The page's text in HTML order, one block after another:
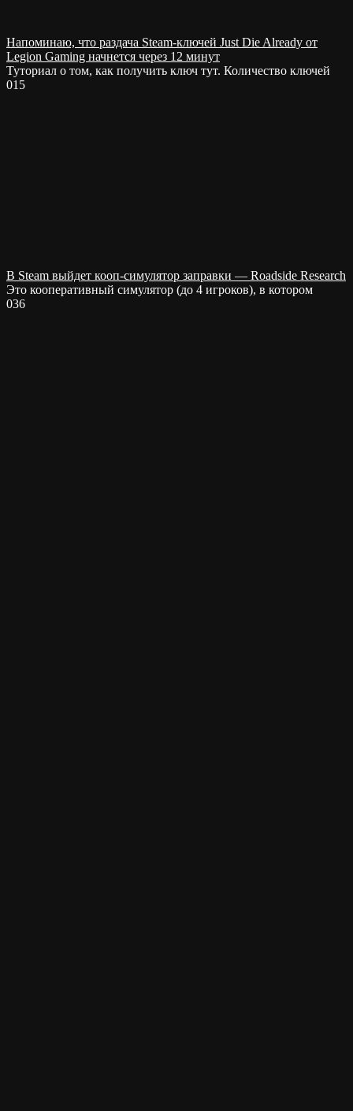
Напоминаю, что раздача Steam-ключей Just Die Already от
Legion Gaming начнется через 12 минут
Туториал о том, как получить ключ тут. Количество ключей
015
В Steam выйдет кооп-симулятор заправки — Roadside Research
Это кооперативный симулятор (до 4 игроков), в котором
036